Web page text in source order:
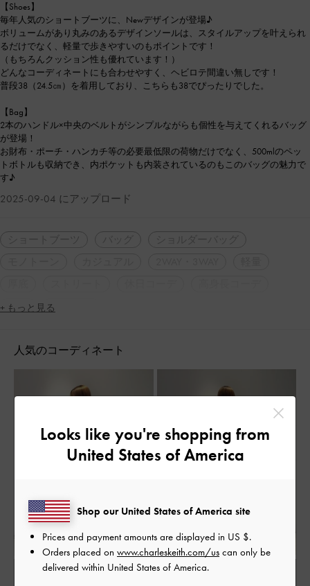
【Shoes】
毎年人気のショートブーツに、Newデザインが登場♪
ボリュームがあり丸みのあるデザインソールは、スタイルアップを叶えられ
るだけでなく、軽量で歩きやすいのもポイントです！
（もちろんクッション性も優れています！）
どんなコーディネートにも合わせやすく、ヘビロテ間違い無しです！
普段38（24.5㎝）を着用しており、こちらも38でぴったりでした。
【Bag】
2本のハンドル×中央のベルトがシンプルながらも個性を与えてくれるバッグ
が登場！
お財布・ポーチ・ハンカチ等の必要最低限の荷物だけでなく、500mlのペッ
トボトルも収納でき、内ポケットも内装されているのもこのバッグの魅力で
す♪
2025-09-04 にアップロード
ショートブーツ
旅行
脚長効果
+ もっと見る
人気のコーディネート
Looks like you're shopping from
United States of America
Shop our United States of America site
Prices and payment amounts are displayed in US $.
Orders placed on www.charleskeith.com/us can only be
delivered within United States of America.